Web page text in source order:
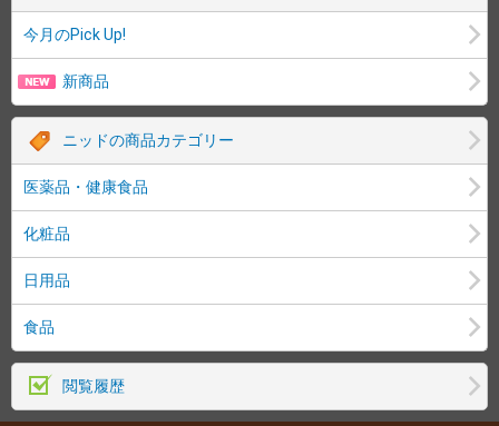
今月のPick Up!
新商品
ニッドの商品カテゴリー
医薬品・健康食品
化粧品
日用品
食品
閲覧履歴